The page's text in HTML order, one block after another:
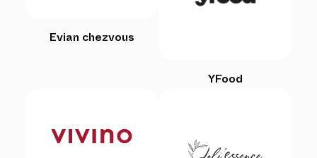
Evian chezvous
YFood